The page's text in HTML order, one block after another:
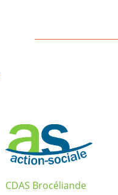
CDAS Brocéliande